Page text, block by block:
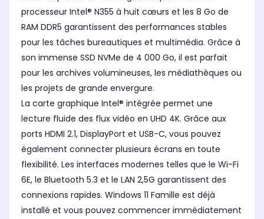
8
Capacité totale de stockage
SSD 4 To
processeur
4
Capacité totale de stockage
SSD 1 To
processeur Intel® N355 à huit cœurs et les 8 Go de
RAM DDR5 garantissent des performances stables
pour les tâches bureautiques et multimédia. Grâce à
son immense SSD NVMe de 4 000 Go, il est parfait
pour les archives volumineuses, les médiathèques ou
les projets de grande envergure.
La carte graphique Intel® intégrée permet une
lecture fluide des flux vidéo en UHD 4K. Grâce aux
ports HDMI 2.1, DisplayPort et USB-C, vous pouvez
également connecter plusieurs écrans en toute
flexibilité. Les interfaces modernes telles que le Wi-Fi
6E, le Bluetooth 5.3 et le LAN 2,5G garantissent des
connexions rapides. Windows 11 Famille est déjà
installé et vous pouvez commencer immédiatement